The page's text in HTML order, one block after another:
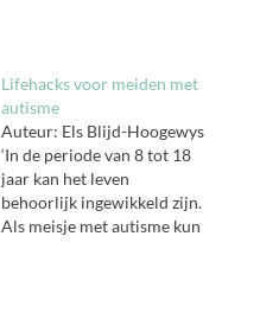
Lifehacks voor meiden met
autisme
Auteur: Els Blijd-Hoogewys
‘In de periode van 8 tot 18
jaar kan het leven
behoorlijk ingewikkeld zijn.
Als meisje met autisme kun